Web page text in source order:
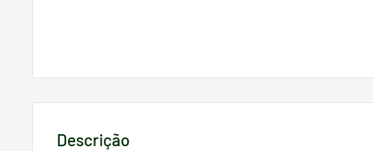
Descrição